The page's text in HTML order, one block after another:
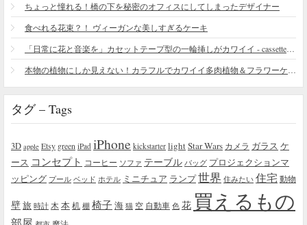
ちょっと憧れる！橋の下を秘密のオフィスにしてしまったデザイナー
食べれる花束？！ ヴィーガンな美しすぎるケーキ
タグ – Tags
3D apple Etsy green iPad iPhone kickstarter lightStar Wars カメラ ガラス ケ
ース コンセプト コーヒー ソファ テーブル バッグ プロジェクションマ
ッピング プール ベッド ホテル ミニチュア ランプ世界 住みたい 住宅 動物
壁旅 時計 木 本机 棚 椅子海 猫 空 自動車 色 花 買えるもの